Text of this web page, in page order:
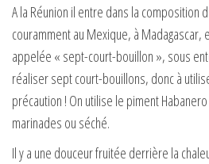
A la Réunion il entre dans la composition
couramment au Mexique, à Madagascar,
appelée « sept-court-bouillon », sous
réaliser sept court-bouillons, donc à
précaution ! On utilise le piment
marinades ou séché.
Il y a une douceur fruitée derrière la